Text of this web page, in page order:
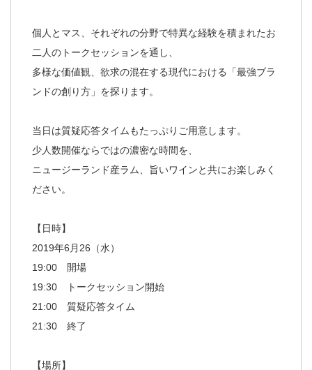
個人とマス、それぞれの分野で特異な経験を積まれたお
二人のトークセッションを通し、
多様な価値観、欲求の混在する現代における「最強ブラ
ンドの創り方」を探ります。
当日は質疑応答タイムもたっぷりご用意します。
少人数開催ならではの濃密な時間を、
ニュージーランド産ラム、旨いワインと共にお楽しみく
ださい。
【日時】
2019年6月26（水）
19:00 開場
19:30 トークセッション開始
21:00 質疑応答タイム
21:30 終了
【場所】